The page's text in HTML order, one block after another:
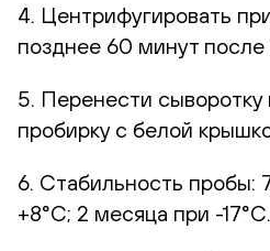
4. Центрифугировать
позднее 60 минут после
5. Перенести сыворотку
пробирку с белой
6. Стабильность пробы:
+8°С; 2 месяца при -